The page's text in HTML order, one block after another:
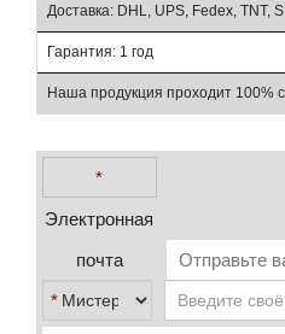
Доставка: DHL, UPS, Fedex, TNT,
Гарантия: 1 год
Наша продукция проходит 100%
*
Электронная
почта
*